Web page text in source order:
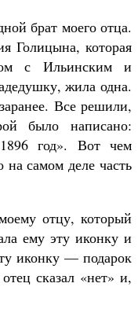
брат моего отца.
Голицына, которая
с Ильинским и
жила одна.
Все решили,
было написано:
год». Вот чем
на самом деле часть
отцу, который
ему эту иконку и
иконку — подарок
сказал «нет» и,